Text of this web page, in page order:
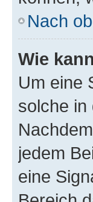
Nach
Wie
Um eine
solche in
jedem
eine